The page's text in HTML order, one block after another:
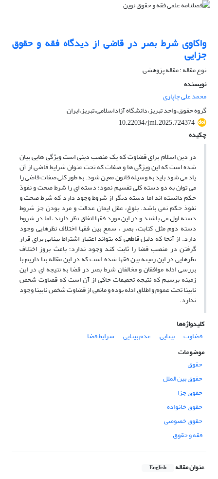
واکاوی شرط بصر در قاضی از دیدگاه فقه و حقوق
جزایی
نوع مقاله : مقاله پژوهشی
نویسنده
محمد علی چاپاری
گروه حقوق،واحد تبریز،دانشگاه آزاداسلامی،تبریز،ایران
10.22034/jml.2025.724374
چکیده
در دین اسلام برای قضاوت که یک منصب دینی است ویژگی هایی بیان
شده است که این ویژگی ها و صفات که تحت عنوان شرایط قاضی از آن
یاد می شود باید به وسیله قانون معین شود. به طور کلی صفات قاضی را
می توان به دو دسته کلی تقسیم نمود؛ دسته ای را شرط صحت و نفوذ
حکم دانسته اند اما دسته دیگر از شروط وجود دارد که شرط صحت و
نفوذ حکم نمی باشد. بلوغ، عقل ایمان عدالت و مرد بودن جز شروط
دسته اول می باشند و در این مورد فقها اتفاق نظر دارند، اما در شروط
دسته دوم مثل کتابت، بصر ، سمع بین فقها اختلاف نظرهایی وجود
دارد. از آنجا که دلیل قاطعی که بتواند اعتبار اشتراط بینایی برای قرار
گرفتن در منصب قضا را ثابت کند وجود ندارد؛ باعث بروز اختلاف
نظرهایی در این زمینه بین فقها شده است که در این مقاله بنا داریم با
بررسی ادله موافقان و مخالفان شرط بصر در قضا به نتیجه ای در این
زمینه برسیم که نتیجه تحقیقات حاکی از آن است که قضاوت شخص
نابینا تحت عموم و اطلاق ادله بوده و مانعی از قضاوت شخص نابینا وجود
ندارد.
کلیدواژه‌ها
قضاوت
بینایی عدم بینایی
شرایط قضا
موضوعات
حقوق
حقوق بین الملل
حقوق جزا
حقوق خانواده
حقوق خصوصی
فقه و حقوق
عنوان مقاله English